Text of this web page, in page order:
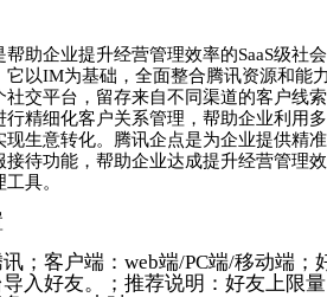
帮助企业提升经营管理效率的SaaS级社
它以IM为基础，全面整合腾讯资源和能
社交平台，留存来自不同渠道的客户线
行精细化客户关系管理，帮助企业利用
现生意转化。腾讯企点是为企业提供精
接待功能，帮助企业达成提升经营管理
具。
；客户端：web端/PC端/移动端；
入好友。；推荐说明：好友上限